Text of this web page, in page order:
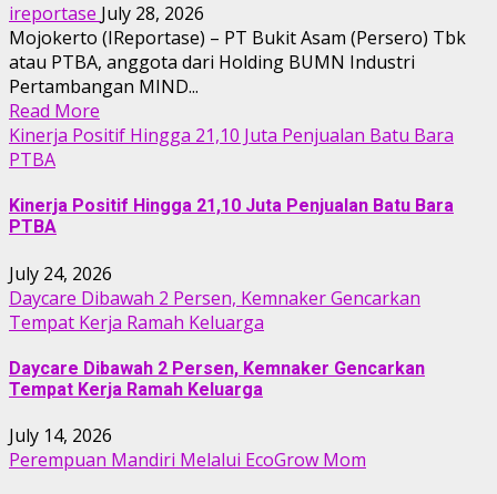
ireportase July 28, 2026
Mojokerto (IReportase) – PT Bukit Asam (Persero) Tbk
atau PTBA, anggota dari Holding BUMN Industri
Pertambangan MIND...
Read More
Kinerja Positif Hingga 21,10 Juta Penjualan Batu Bara
PTBA
Kinerja Positif Hingga 21,10 Juta Penjualan Batu Bara
PTBA
July 24, 2026
Daycare Dibawah 2 Persen, Kemnaker Gencarkan
Tempat Kerja Ramah Keluarga
Daycare Dibawah 2 Persen, Kemnaker Gencarkan
Tempat Kerja Ramah Keluarga
July 14, 2026
Perempuan Mandiri Melalui EcoGrow Mom